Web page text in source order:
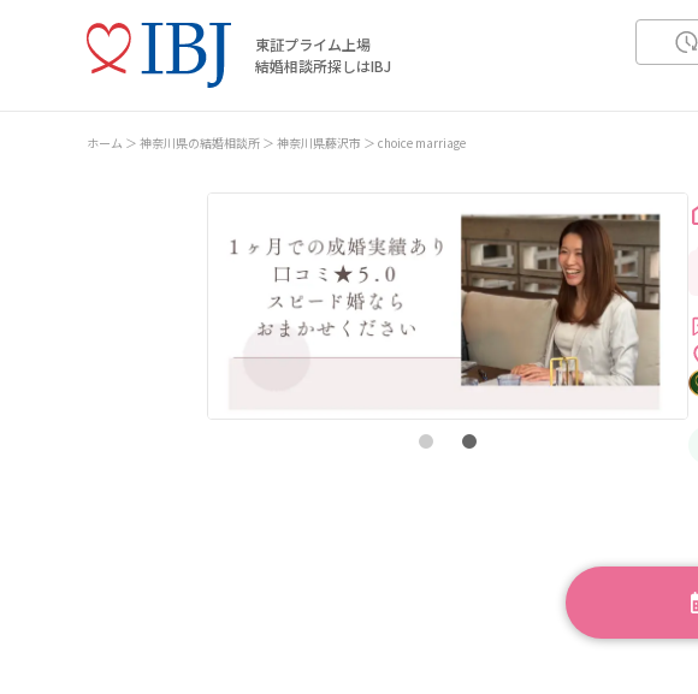
東証プライム上場
結婚相談所探しはIBJ
ホーム 神奈川県の結婚相談所 神奈川県藤沢市 choice marriage